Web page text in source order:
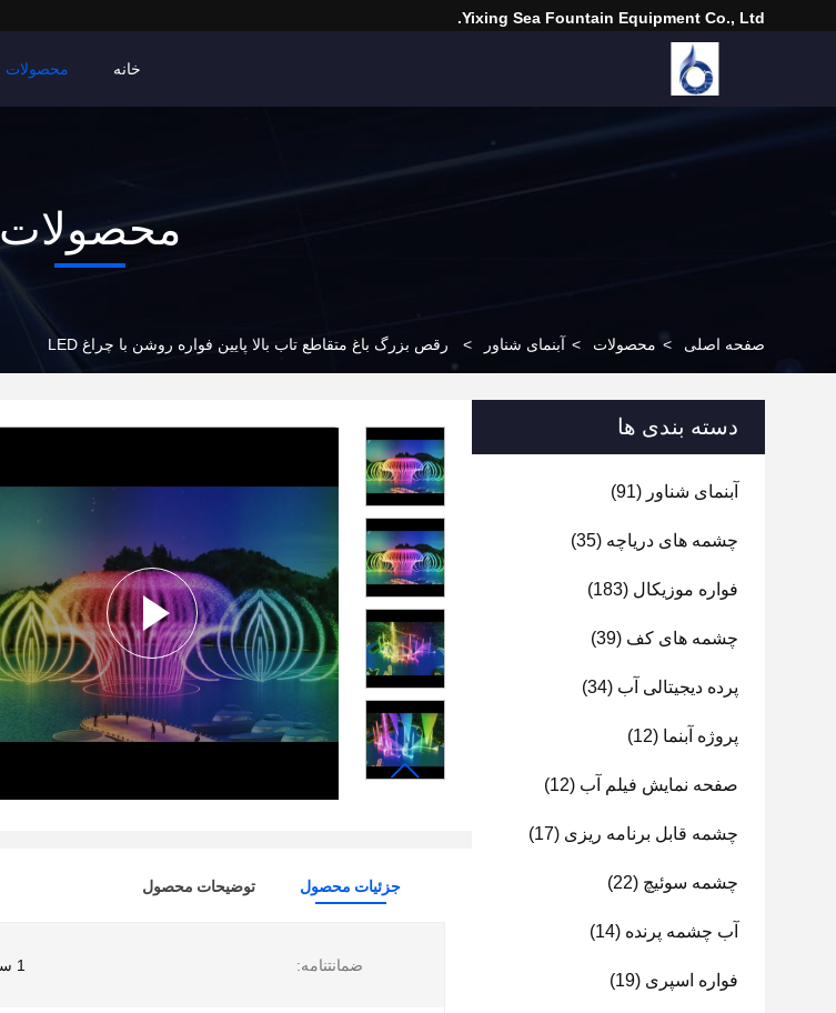
Yixing Sea Fountain Equipment Co., Ltd.
خانه محصولات
محصولات
صفحه اصلی > محصولات > آبنمای شناور > رقص بزرگ باغ متقاطع تاب بالا پایین فواره روشن با چراغ LED
دسته بندی ها
آبنمای شناور (91)
چشمه های دریاچه (35)
فواره موزیکال (183)
چشمه های کف (39)
پرده دیجیتالی آب (34)
پروژه آبنما (12)
صفحه نمایش فیلم آب (12)
چشمه قابل برنامه ریزی (17)
چشمه سوئیچ (22)
آب چشمه پرنده (14)
فواره اسپری (19)
جزئیات محصول توضیحات محصول
ضمانتنامه: 1 سال